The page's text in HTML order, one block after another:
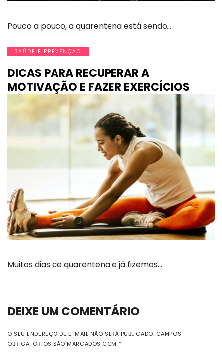
Pouco a pouco, a quarentena está sendo…
SAÚDE E PREVENÇÃO
DICAS PARA RECUPERAR A
MOTIVAÇÃO E FAZER EXERCÍCIOS
Muitos dias de quarentena e já fizemos…
DEIXE UM COMENTÁRIO
O SEU ENDEREÇO DE E-MAIL NÃO SERÁ PUBLICADO. CAMPOS
OBRIGATÓRIOS SÃO MARCADOS COM *